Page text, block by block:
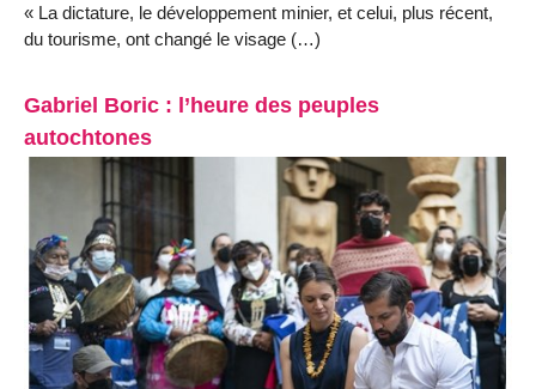
« La dictature, le développement minier, et celui, plus récent,
du tourisme, ont changé le visage (…)
Gabriel Boric : l’heure des peuples
autochtones